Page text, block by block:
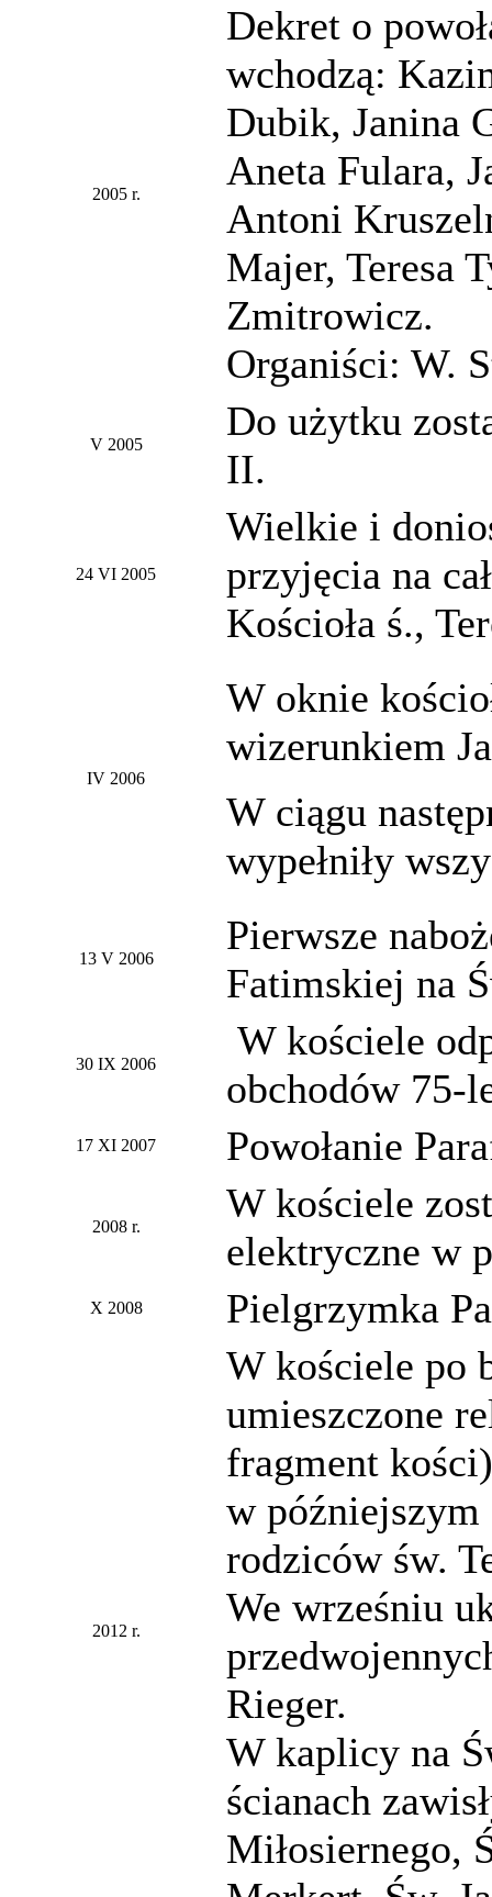
2005 r.
Dekret o
wchodzą:
Dubik, Janina
Aneta Fulara,
Antoni
Majer, Teresa
Zmitrowicz.
Organiści: W.
V 2005
Do użytku
II.
24 VI 2005
Wielkie i
przyjęcia na
Kościoła ś.,
IV 2006
W oknie
wizerunkiem
W ciągu
wypełniły
13 V 2006
Pierwsze
Fatimskiej na
30 IX 2006
W kościele
obchodów 75-
17 XI 2007 Powołanie
2008 r.
W kościele
elektryczne w
X 2008 Pielgrzymka
2012 r.
W kościele po
umieszczone
fragment
w późniejszym
rodziców św.
We wrześniu
Rieger.
W kaplicy na
ścianach
Miłosiernego,